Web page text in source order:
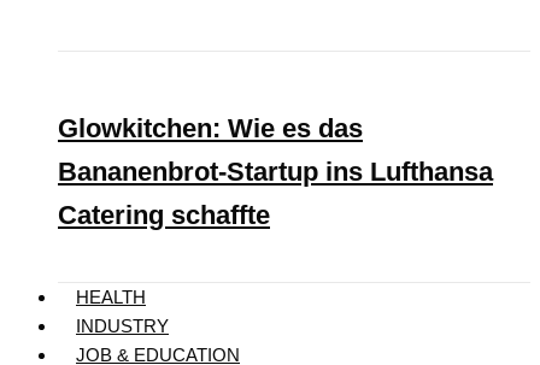
Glowkitchen: Wie es das
Bananenbrot-Startup ins Lufthansa
Catering schaffte
HEALTH
INDUSTRY
JOB & EDUCATION